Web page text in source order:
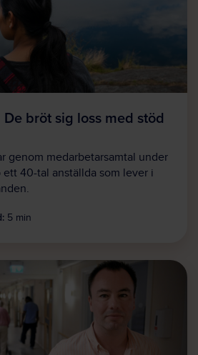
bröt sig loss med stöd
genom medarbetarsamtal under
40-tal anställda som lever i
5 min